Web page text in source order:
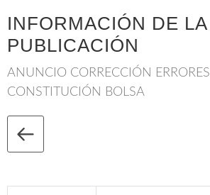
INFORMACIÓN DE LA
PUBLICACIÓN
ANUNCIO CORRECCIÓN ERRORES
CONSTITUCIÓN BOLSA